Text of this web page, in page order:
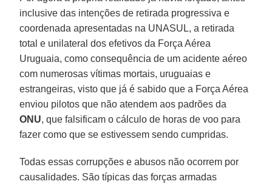
inclusive das intenções de retirada progressiva e
coordenada apresentadas na UNASUL, a retirada
total e unilateral dos efetivos da Força Aérea
Uruguaia, como consequência de um acidente aéreo
com numerosas vítimas mortais, uruguaias e
estrangeiras, visto que já é sabido que a Força Aérea
enviou pilotos que não atendem aos padrões da
ONU, que falsificam o cálculo de horas de voo para
fazer como que se estivessem sendo cumpridas.
Todas essas corrupções e abusos não ocorrem por
causalidades. São típicas das forças armadas